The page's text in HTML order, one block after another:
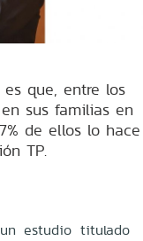
que, entre los
sus familias en
de ellos lo hace
TP.
estudio titulado